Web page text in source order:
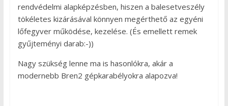
rendvédelmi alapképzésben, hiszen a balesetveszély
tökéletes kizárásával könnyen megérthető az egyéni
lőfegyver működése, kezelése. (És emellett remek
gyűjteményi darab:-))
Nagy szükség lenne ma is hasonlókra, akár a
modernebb Bren2 gépkarabélyokra alapozva!